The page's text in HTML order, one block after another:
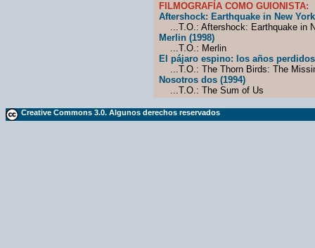
FILMOGRAFÍA COMO GUIONISTA:
Aftershock: Earthquake in New York
...T.O.: Aftershock: Earthquake in
Merlin (1998)
...T.O.: Merlin
El pájaro espino: los años perdidos
...T.O.: The Thorn Birds: The
Nosotros dos (1994)
...T.O.: The Sum of Us
Creative Commons 3.0. Algunos derechos reservados